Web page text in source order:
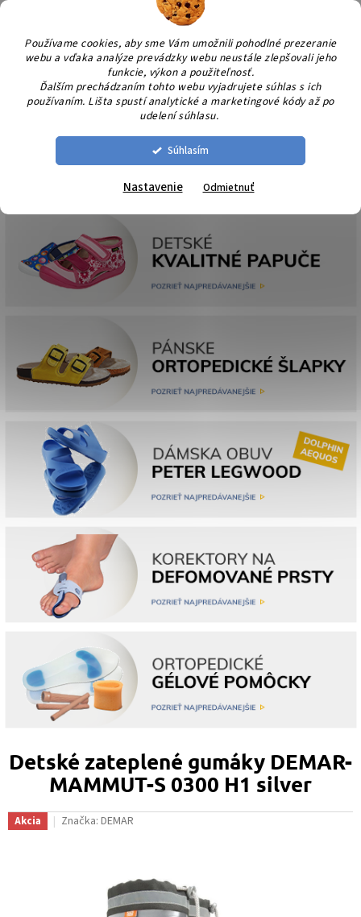
Používame cookies, aby sme Vám umožnili pohodlné prezeranie
webu a vďaka analýze prevádzky webu neustále zlepšovali jeho
funkcie, výkon a použiteľnosť.
Ďalším prechádzaním tohto webu vyjadrujete súhlas s ich
používaním. Lišta spustí analytické a marketingové kódy až po
udelení súhlasu.
Súhlasím
Nastavenie Odmietnuť
Prejsť
obsah
Detské zateplené gumáky DEMAR-
MAMMUT-S 0300 H1 silver
Akcia Značka: DEMAR